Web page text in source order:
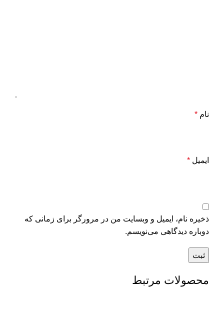
نام *
ایمیل *
ذخیره نام، ایمیل و وبسایت من در مرورگر برای زمانی که
دوباره دیدگاهی می‌نویسم.
محصولات مرتبط